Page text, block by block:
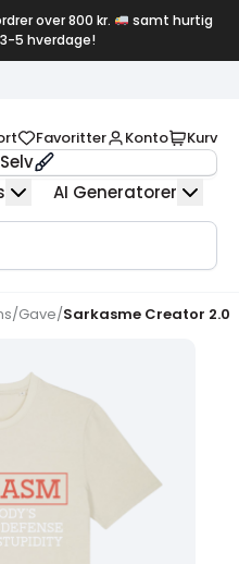
over 800 kr.
samt hurtig
5 hverdage!
Favoritter Konto Kurv
AI Generatorer
/Gave/Sarkasme Creator 2.0